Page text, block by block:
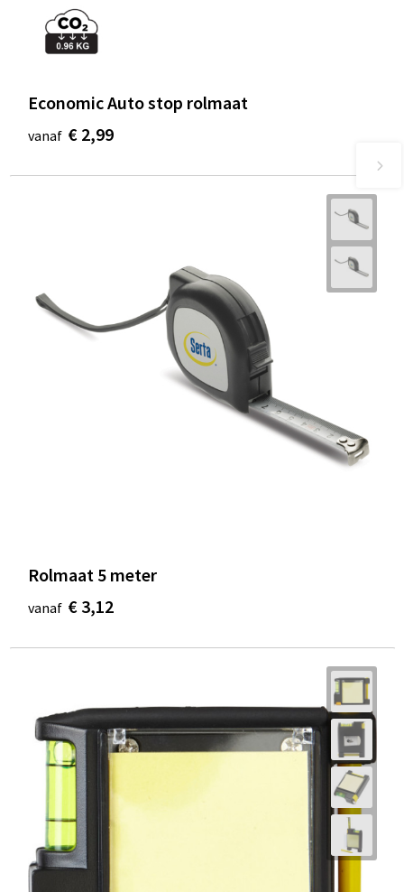
Economic Auto stop rolmaat
vanaf € 2,99
Rolmaat 5 meter
vanaf € 3,12